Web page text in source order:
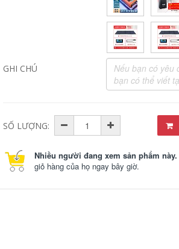
gấp
GHI CHÚ
SỐ LƯỢNG:
Nhiều người đang xem sản phẩm này.
giỏ hàng của họ ngay bây giờ.